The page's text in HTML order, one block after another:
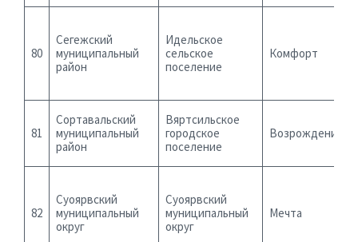
80
Сегежский
муниципальный
район
Идельское
сельское
поселение
Комфорт
81
Сортавальский
муниципальный
район
Вяртсильское
городское
поселение
Возрождение
82
Суоярвский
муниципальный
округ
Суоярвский
муниципальный
округ
Мечта